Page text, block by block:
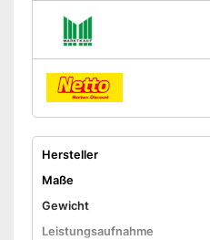
Hersteller
Maße
Gewicht
Leistungsaufnahme